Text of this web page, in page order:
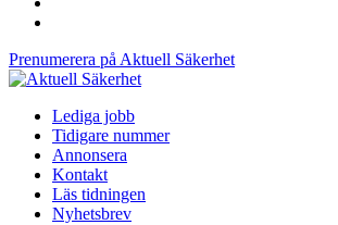
Prenumerera på Aktuell Säkerhet
Lediga jobb
Tidigare nummer
Annonsera
Kontakt
Läs tidningen
Nyhetsbrev